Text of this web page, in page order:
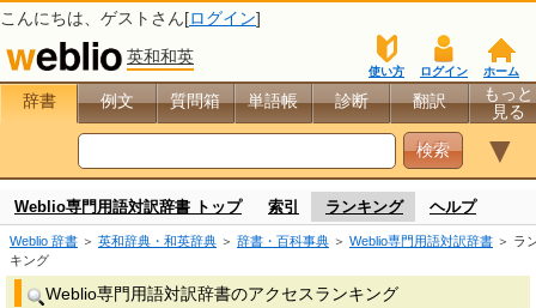
こんにちは、 ゲスト さん[ログイン]
英和和英
ホーム
ログイン
使い方
辞書 例文 質問箱 単語帳 診断 翻訳
もっと
見る
▼
Weblio専門用語対訳辞書 トップ 索引 ランキング ヘルプ
Weblio 辞書 ＞ 英和辞典・和英辞典 ＞ 辞書・百科事典 ＞ Weblio専門用語対訳辞書 ＞ ラ
キング
Weblio専門用語対訳辞書のアクセスランキング